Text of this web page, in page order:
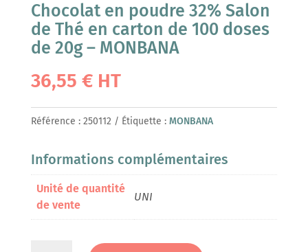
Chocolat en poudre 32% Salon
de Thé en carton de 100 doses
de 20g – MONBANA
36,55 € HT
Référence : 250112 Étiquette : MONBANA
Informations complémentaires
Unité de quantité
de vente
UNI